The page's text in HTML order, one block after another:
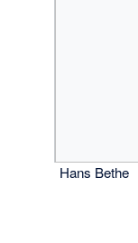
Hans Bethe